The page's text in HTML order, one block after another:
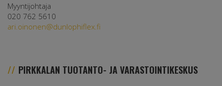
Myyntijohtaja
020 762 5610
ari.oinonen@dunlophiflex.fi
PIRKKALAN TUOTANTO- JA VARASTOINTIKESKUS